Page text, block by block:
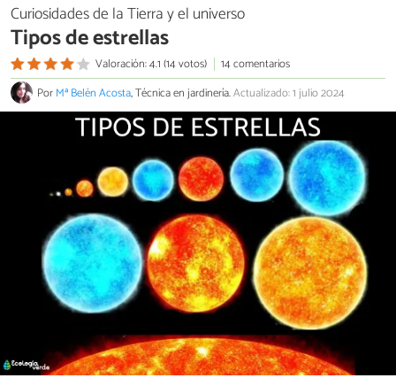
Curiosidades de la Tierra y el universo
Tipos de estrellas
Valoración: 4.1 (14 votos)
14 comentarios
PorMª Belén Acosta, Técnica en jardinería.Actualizado: 1 julio 2024